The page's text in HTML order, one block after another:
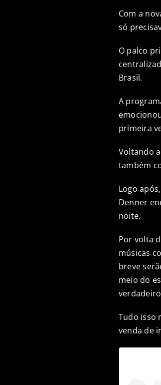
Com a
só
O palco
Brasil.
A
primeira
Voltando
também
Logo
Denner
noite.
Por volta
músicas
breve
meio do
Tudo isso
venda de